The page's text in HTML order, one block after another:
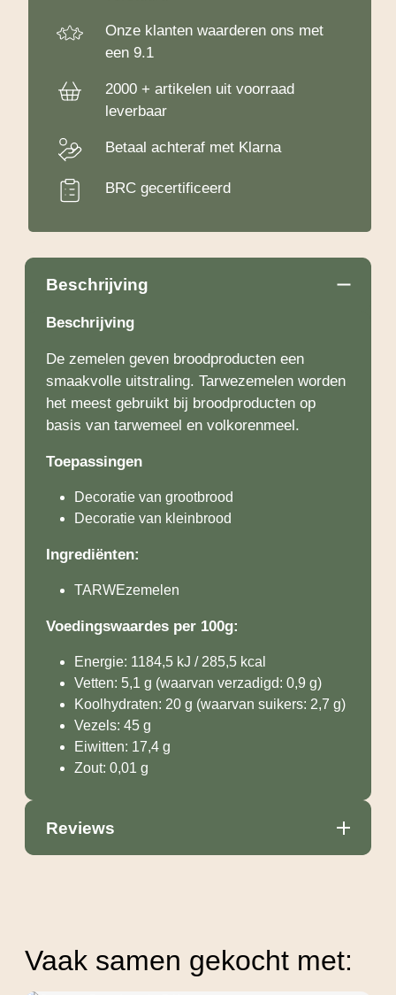
Onze klanten waarderen ons met
een 9.1
2000 + artikelen uit voorraad
leverbaar
Betaal achteraf met Klarna
BRC gecertificeerd
Beschrijving
Beschrijving
De zemelen geven broodproducten een
smaakvolle uitstraling. Tarwezemelen worden
het meest gebruikt bij broodproducten op
basis van tarwemeel en volkorenmeel.
Toepassingen
Decoratie van grootbrood
Decoratie van kleinbrood
Ingrediënten:
TARWEzemelen
Voedingswaardes per 100g:
Energie: 1184,5 kJ / 285,5 kcal
Vetten: 5,1 g (waarvan verzadigd: 0,9 g)
Koolhydraten: 20 g (waarvan suikers: 2,7 g)
Vezels: 45 g
Eiwitten: 17,4 g
Zout: 0,01 g
Reviews
Vaak samen gekocht met: